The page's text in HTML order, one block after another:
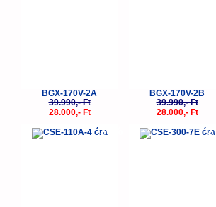
BGX-170V-2A
39.990,- Ft
28.000,- Ft
BGX-170V-2B
39.990,- Ft
28.000,- Ft
-30% -